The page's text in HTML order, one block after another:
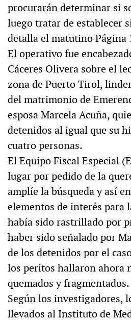
procurarán determinar si
luego tratar de establecer
detalla el matutino Página
El operativo fue
Cáceres Olivera sobre el
zona de Puerto Tirol,
del matrimonio de
esposa Marcela Acuña,
detenidos al igual que su
cuatro personas.
El Equipo Fiscal Especial
lugar por pedido de la
amplíe la búsqueda y así
elementos de interés para
había sido rastrillado por
haber sido señalado por
de los detenidos por el
los peritos hallaron ahora
quemados y fragmentados.
Según los investigadores,
llevados al Instituto de